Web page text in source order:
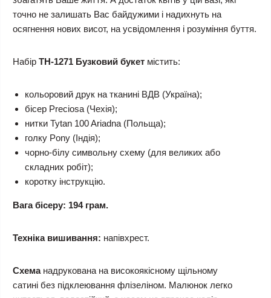
точно не залишать Вас байдужими і надихнуть на
осягнення нових висот, на усвідомлення і розуміння буття.
Набір ТН-1271 Бузковий букет містить:
кольоровий друк на тканині ВДВ (Україна);
бісер Preciosa (Чехія);
нитки Tytan 100 Ariadna (Польща);
голку Pony (Індія);
чорно-білу символьну схему (для великих або
складних робіт);
коротку інструкцію.
Вага бісеру: 194 грам.
Техніка вишивання: напівхрест.
Схема надрукована на високоякісному щільному
сатині без підклеювання флізеліном. Малюнок легко